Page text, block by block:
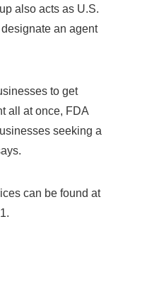
also acts as U.S.
an agent
to get
all at once, FDA
seeking a
can be found at